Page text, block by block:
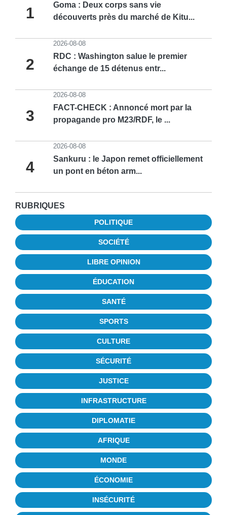
1
Goma : Deux corps sans vie
découverts près du marché de Kitu...
2
2026-08-08
RDC : Washington salue le premier
échange de 15 détenus entr...
3
2026-08-08
FACT-CHECK : Annoncé mort par la
propagande pro M23/RDF, le ...
4
2026-08-08
Sankuru : le Japon remet officiellement
un pont en béton arm...
RUBRIQUES
POLITIQUE
SOCIÉTÉ
LIBRE OPINION
ÉDUCATION
SANTÉ
SPORTS
CULTURE
SÉCURITÉ
JUSTICE
INFRASTRUCTURE
DIPLOMATIE
AFRIQUE
MONDE
ÉCONOMIE
INSÉCURITÉ